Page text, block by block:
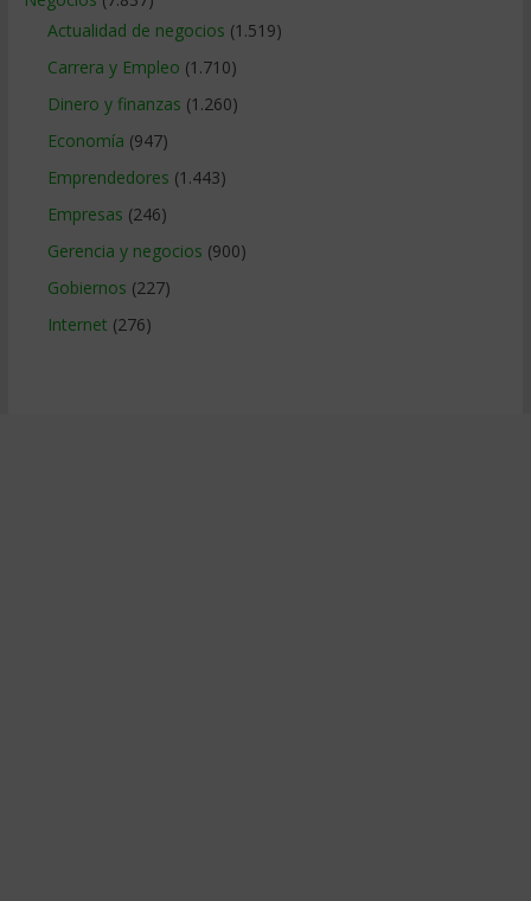
Actualidad de negocios (1.519)
Carrera y Empleo (1.710)
Dinero y finanzas (1.260)
Economía (947)
Emprendedores (1.443)
Empresas (246)
Gerencia y negocios (900)
Gobiernos (227)
Internet (276)